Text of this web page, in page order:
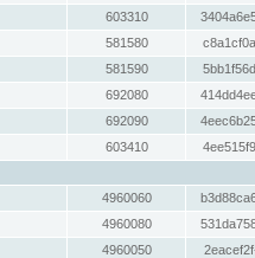
603310
581580
581590
692080
692090
603410
4960060
4960080
4960050